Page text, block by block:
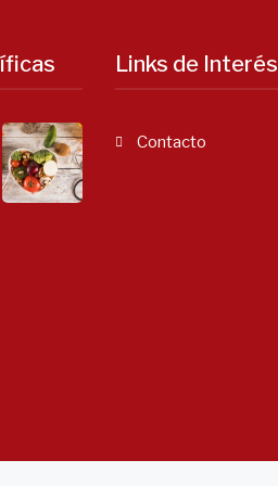
Links de Interés
Contacto